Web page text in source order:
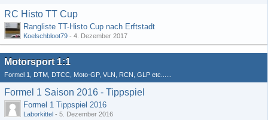
RC Histo TT Cup
Rangliste TT-Histo Cup nach Erftstadt
Koelschbloot79 - 4. Dezember 2017
Motorsport 1:1
Formel 1, DTM, DTCC, Moto-GP, VLN, RCN, GLP etc......
Formel 1 Saison 2016 - Tippspiel
Formel 1 Tippspiel 2016
Laborkittel - 5. Dezember 2016